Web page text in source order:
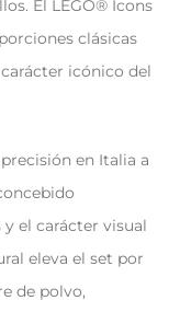
El LEGO® Icons
clásicas
icónico del
en Italia a
el carácter visual
eleva el set por
de polvo,